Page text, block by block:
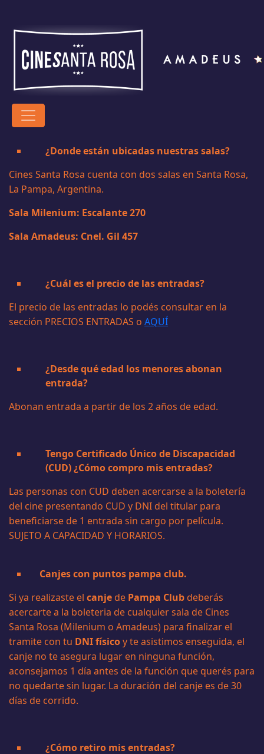
¿Donde están ubicadas nuestras salas?
Cines Santa Rosa cuenta con dos salas en Santa Rosa,
La Pampa, Argentina.
Sala Milenium: Escalante 270
Sala Amadeus: Cnel. Gil 457
¿Cuál es el precio de las entradas?
El precio de las entradas lo podés consultar en la
sección PRECIOS ENTRADAS o AQUÍ
¿Desde qué edad los menores abonan
entrada?
Abonan entrada a partir de los 2 años de edad.
Tengo Certificado Único de Discapacidad
(CUD) ¿Cómo compro mis entradas?
Las personas con CUD deben acercarse a la boletería
del cine presentando CUD y DNI del titular para
beneficiarse de 1 entrada sin cargo por película.
SUJETO A CAPACIDAD Y HORARIOS.
Canjes con puntos pampa club.
Si ya realizaste el canje de Pampa Club deberás
acercarte a la boleteria de cualquier sala de Cines
Santa Rosa (Milenium o Amadeus) para finalizar el
tramite con tu DNI físicoy te asistimos enseguida, el
canje no te asegura lugar en ninguna función,
aconsejamos 1 día antes de la función que querés para
no quedarte sin lugar. La duración del canje es de 30
días de corrido.
¿Cómo retiro mis entradas?